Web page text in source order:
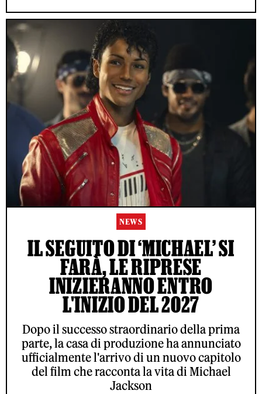
NEWS
IL SEGUITO DI ‘MICHAEL’ SI
FARÀ, LE RIPRESE
INIZIERANNO ENTRO
L'INIZIO DEL 2027
Dopo il successo straordinario della prima
parte, la casa di produzione ha annunciato
ufficialmente l'arrivo di un nuovo capitolo
del film che racconta la vita di Michael
Jackson